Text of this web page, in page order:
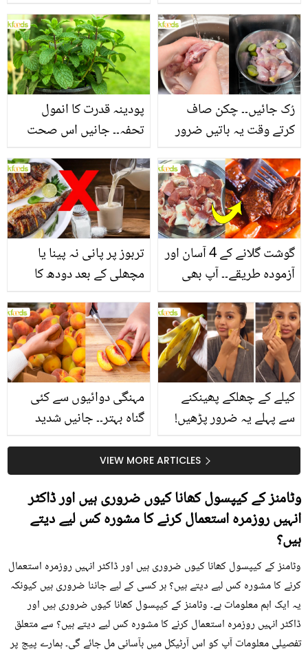
منرلز اور اینٹی آکسیڈنٹس
سے بھرپور اس سبزی کے
فائدے
بنانے کے چند قدرتی طریقے
پودینہ قدرت کا انمول
تحفہ۔۔ جانیں اس صحت
انگیز طبی فوائد
رُک جائیں۔۔ چکن صاف
کرتے وقت یہ باتیں ضرور
تربوز پر پانی نہ پینا یا
مچھلی کے بعد دودھ کا
سے متعلق غلط فہمیوں کی
حقیقت کیا ہے اور افواہ
کیا؟
گوشت گلانے کے 4 آسان اور
آزمودہ طریقے۔۔ آپ بھی
بتائے راز
مہنگی دوائیوں سے کئی
گناہ بہتر۔۔ جانیں شدید
کیوں کھانا چاہیے؟
کیلے کے چھلکے پھینکنے
سے پہلے یہ ضرور پڑھیں!
سستا اور قدرتی حلVIEW MORE ARTICLES
وٹامنز کے کیپسول کھانا کیوں ضروری ہیں اور ڈاکٹر
انہیں روزمرہ استعمال کرنے کا مشورہ کس لیے دیتے
ہیں؟
وٹامنز کے کیپسول کھانا کیوں ضروری ہیں اور ڈاکٹر انہیں روزمرہ استعمال
کرنے کا مشورہ کس لیے دیتے ہیں؟ ہر کسی کے لیے جاننا ضروری ہیں کیونکہ
یہ ایک اہم معلومات ہے۔ وٹامنز کے کیپسول کھانا کیوں ضروری ہیں اور
ڈاکٹر انہیں روزمرہ استعمال کرنے کا مشورہ کس لیے دیتے ہیں؟ سے متعلق
تفصیلی معلومات آپ کو اس آرٹیکل میں بآسانی مل جائے گی۔ ہمارے پیج پر